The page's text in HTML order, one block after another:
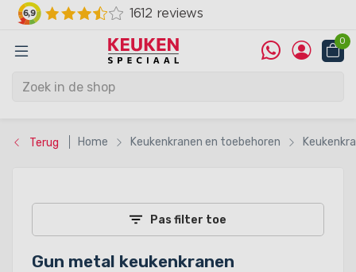
0
Terug Home Keukenkranen en toebehoren
Pas filter toe
Gun metal keukenkranen